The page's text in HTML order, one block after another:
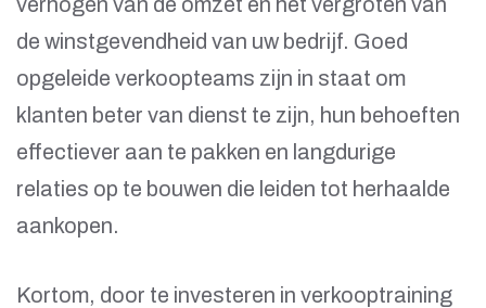
de winstgevendheid van uw bedrijf. Goed
opgeleide verkoopteams zijn in staat om
klanten beter van dienst te zijn, hun behoeften
effectiever aan te pakken en langdurige
relaties op te bouwen die leiden tot herhaalde
aankopen.
Kortom, door te investeren in verkooptraining